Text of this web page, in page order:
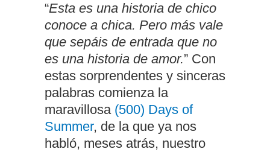
“Esta es una historia de chico
conoce a chica. Pero más vale
que sepáis de entrada que no
es una historia de amor.” Con
estas sorprendentes y sinceras
palabras comienza la
maravillosa (500) Days of
Summer, de la que ya nos
habló, meses atrás, nuestro